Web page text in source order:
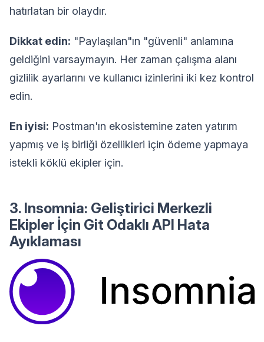
hatırlatan bir olaydır.
Dikkat edin: "Paylaşılan"ın "güvenli" anlamına
geldiğini varsaymayın. Her zaman çalışma alanı
gizlilik ayarlarını ve kullanıcı izinlerini iki kez kontrol
edin.
En iyisi: Postman'ın ekosistemine zaten yatırım
yapmış ve iş birliği özellikleri için ödeme yapmaya
istekli köklü ekipler için.
3. Insomnia: Geliştirici Merkezli
Ekipler İçin Git Odaklı API Hata
Ayıklaması